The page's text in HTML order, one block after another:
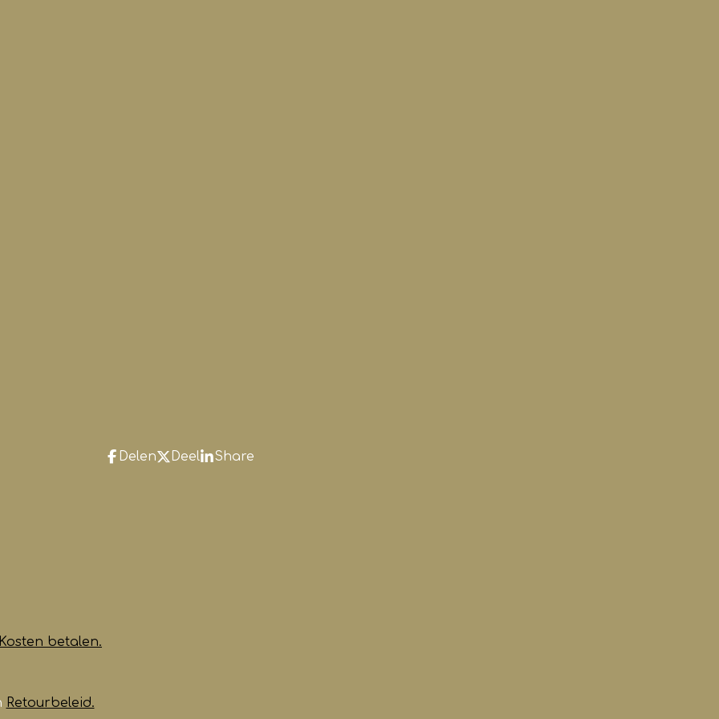
Delen Deel Share
Kosten betalen.
Retourbeleid.